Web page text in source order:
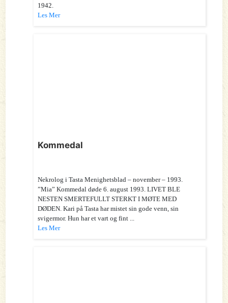
1942.
Les Mer
Kommedal
Nekrolog i Tasta Menighetsblad – november – 1993.
”Mia” Kommedal døde 6. august 1993. LIVET BLE
NESTEN SMERTEFULLT STERKT I MØTE MED
DØDEN. Kari på Tasta har mistet sin gode venn, sin
svigermor. Hun har et vart og fint ...
Les Mer